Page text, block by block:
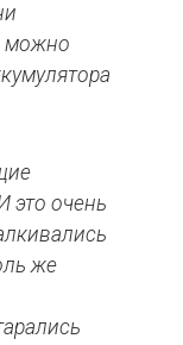
можно
это очень
же